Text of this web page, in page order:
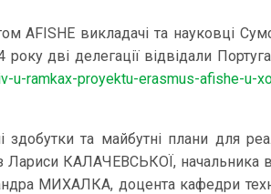
AFISHE викладачі та науковці
дві делегації відвідали
u-ramkax-proyektu-erasmus-afishe-u-
та майбутні плани для
з Лариси КАЛАЧЕВСЬКОЇ, начальника
МИХАЛКА, доцента кафедри